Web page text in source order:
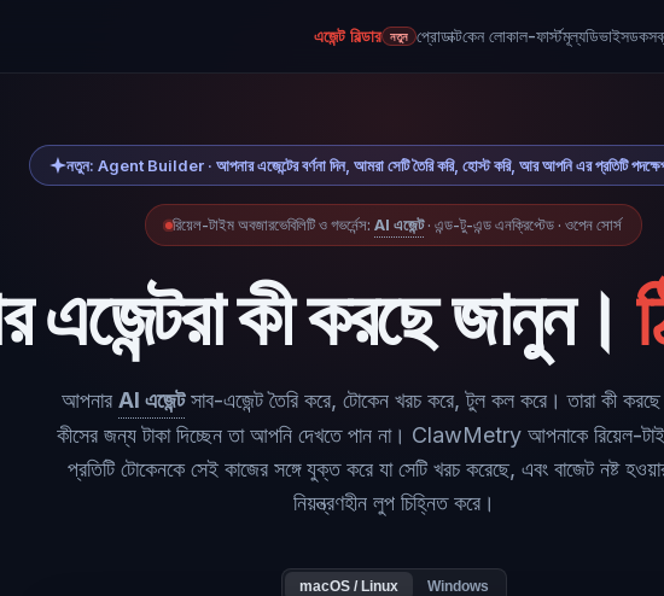
এজেন্ট বিল্ডার নতুন প্রোডাক্টকেন লোকাল-ফার্স্টমূল্যডিভাইসডকস
নতুন: Agent Builder · আপনার এজেন্টের বর্ণনা দিন, আমরা সেটি তৈরি করি, হোস্ট করি, আর আপনি এর প্রতিটি
রিয়েল-টাইম অবজারভেবিলিটি ও গভর্নেন্স: AI এজেন্ট · এন্ড-টু-এন্ড এনক্রিপ্টেড · ওপেন সোর্স
এজেন্টরা কী করছে জানুন।
আপনার AI এজেন্ট সাব-এজেন্ট তৈরি করে, টোকেন খরচ করে, টুল কল করে। তারা কী
কীসের জন্য টাকা দিচ্ছেন তা আপনি দেখতে পান না। ClawMetry আপনাকে রিয়েল-
প্রতিটি টোকেনকে সেই কাজের সঙ্গে যুক্ত করে যা সেটি খরচ করেছে, এবং বাজেট নষ্ট
নিয়ন্ত্রণহীন লুপ চিহ্নিত করে।
macOS / Linux Windows